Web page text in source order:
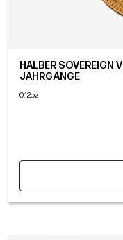
HALBER SOVEREIGN
JAHRGÄNGE
0.12oz